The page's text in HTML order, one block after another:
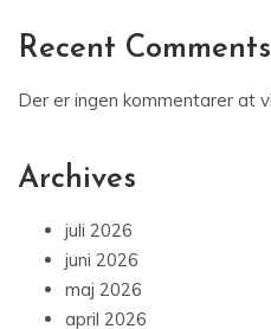
Recent Comments
Der er ingen kommentarer at
Archives
juli 2026
juni 2026
maj 2026
april 2026